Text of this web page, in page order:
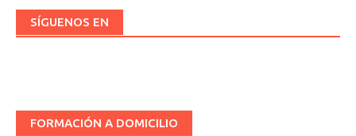
SÍGUENOS EN
FORMACIÓN A DOMICILIO